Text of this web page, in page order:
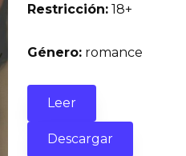
Restricción: 18+
Género: romance
Leer
Descargar